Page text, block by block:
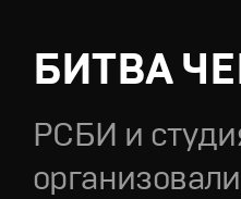
БИТВА
РСБИ и